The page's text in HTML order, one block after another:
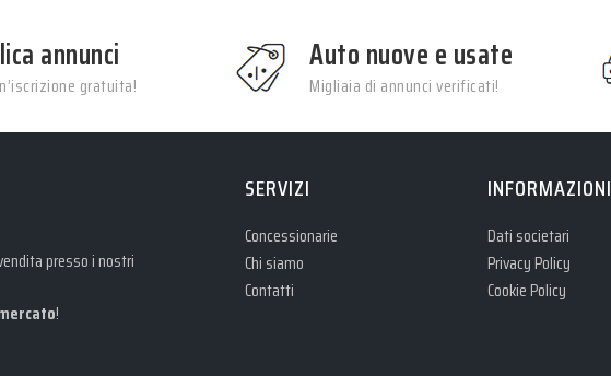
annunci
gratuita!
Auto nuove e usate
Migliaia di annunci verificati!
presso i nostri
!
SERVIZI
Concessionarie
Chi siamo
Contatti
INFORMAZIONI
Dati societari
Privacy Policy
Cookie Policy